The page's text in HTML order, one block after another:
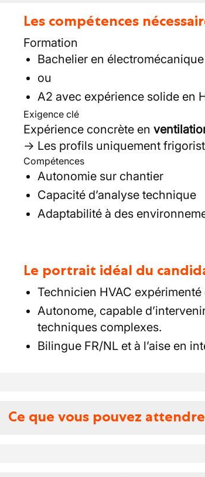
Les compétences
Formation
Bachelier en électromécanique
ou
A2 avec expérience solide en
Exigence clé
Expérience concrète en
→ Les profils uniquement
Compétences
Autonomie sur chantier
Capacité d’analyse technique
Adaptabilité à des
Le portrait idéal du
Technicien HVAC
Autonome, capable
techniques complexes.
Bilingue FR/NL et à l’aise en
Ce que vous pouvez attendre